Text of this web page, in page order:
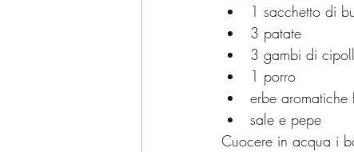
1 sacchetto di
3 patate
3 gambi di
1 porro
erbe
sale e pepe
Cuocere in acqua i